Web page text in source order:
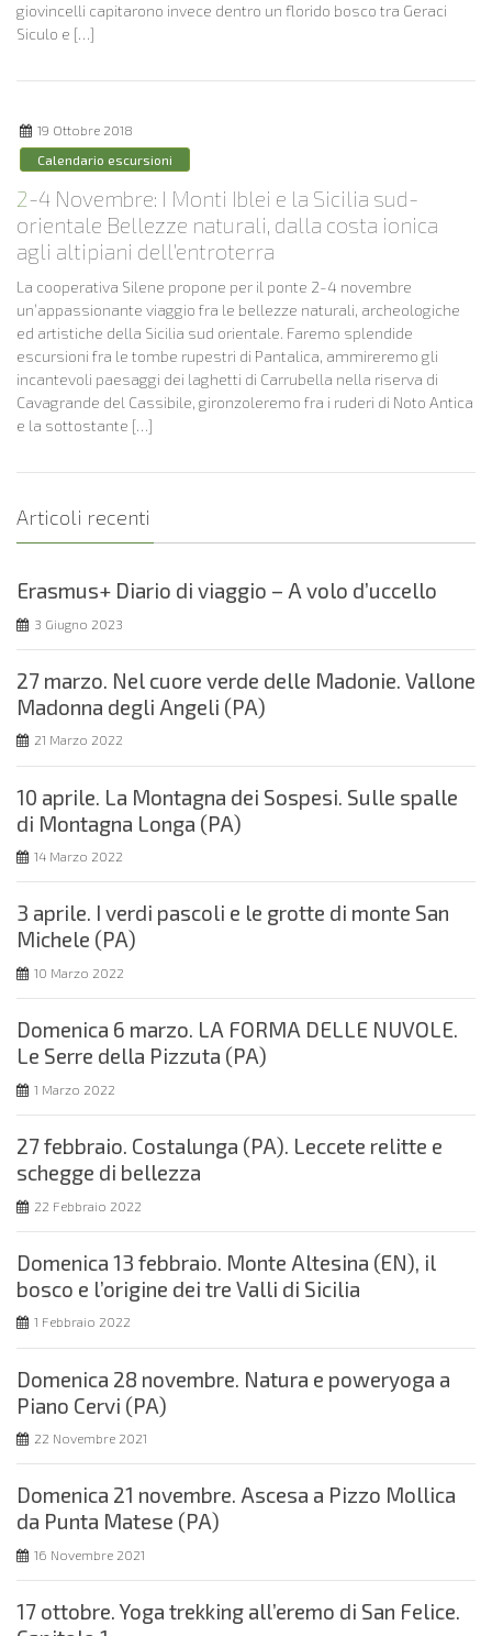
giovincelli capitarono invece dentro un florido bosco tra Geraci
Siculo e […]
19 Ottobre 2018
Calendario escursioni
2-4 Novembre: I Monti Iblei e la Sicilia sud-
orientale Bellezze naturali, dalla costa ionica
agli altipiani dell’entroterra
La cooperativa Silene propone per il ponte 2-4 novembre
un’appassionante viaggio fra le bellezze naturali, archeologiche
ed artistiche della Sicilia sud orientale. Faremo splendide
escursioni fra le tombe rupestri di Pantalica, ammireremo gli
incantevoli paesaggi dei laghetti di Carrubella nella riserva di
Cavagrande del Cassibile, gironzoleremo fra i ruderi di Noto Antica
e la sottostante […]
Articoli recenti
Erasmus+ Diario di viaggio – A volo d’uccello
3 Giugno 2023
27 marzo. Nel cuore verde delle Madonie. Vallone
Madonna degli Angeli (PA)
21 Marzo 2022
10 aprile. La Montagna dei Sospesi. Sulle spalle
di Montagna Longa (PA)
14 Marzo 2022
3 aprile. I verdi pascoli e le grotte di monte San
Michele (PA)
10 Marzo 2022
Domenica 6 marzo. LA FORMA DELLE NUVOLE.
Le Serre della Pizzuta (PA)
1 Marzo 2022
27 febbraio. Costalunga (PA). Leccete relitte e
schegge di bellezza
22 Febbraio 2022
Domenica 13 febbraio. Monte Altesina (EN), il
bosco e l’origine dei tre Valli di Sicilia
1 Febbraio 2022
Domenica 28 novembre. Natura e poweryoga a
Piano Cervi (PA)
22 Novembre 2021
Domenica 21 novembre. Ascesa a Pizzo Mollica
da Punta Matese (PA)
16 Novembre 2021
17 ottobre. Yoga trekking all’eremo di San Felice.